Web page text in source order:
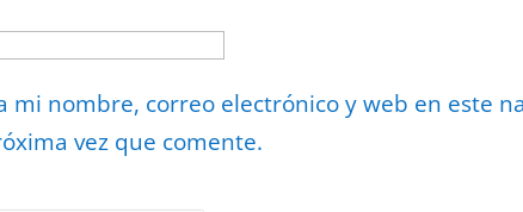
mi nombre, correo electrónico y web en este
vez que comente.